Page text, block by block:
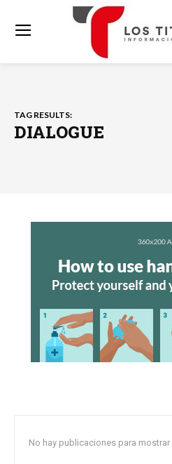
TAG RESULTS:
DIALOGUE
No hay publicaciones para mostrar